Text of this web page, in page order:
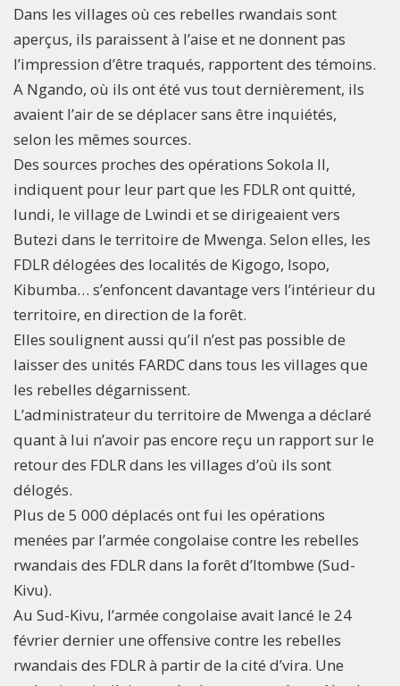
Dans les villages où ces rebelles rwandais sont
aperçus, ils paraissent à l’aise et ne donnent pas
l’impression d’être traqués, rapportent des témoins.
A Ngando, où ils ont été vus tout dernièrement, ils
avaient l’air de se déplacer sans être inquiétés,
selon les mêmes sources.
Des sources proches des opérations Sokola II,
indiquent pour leur part que les FDLR ont quitté,
lundi, le village de Lwindi et se dirigeaient vers
Butezi dans le territoire de Mwenga. Selon elles, les
FDLR délogées des localités de Kigogo, Isopo,
Kibumba… s’enfoncent davantage vers l’intérieur du
territoire, en direction de la forêt.
Elles soulignent aussi qu’il n’est pas possible de
laisser des unités FARDC dans tous les villages que
les rebelles dégarnissent.
L’administrateur du territoire de Mwenga a déclaré
quant à lui n’avoir pas encore reçu un rapport sur le
retour des FDLR dans les villages d’où ils sont
délogés.
Plus de 5 000 déplacés ont fui les opérations
menées par l’armée congolaise contre les rebelles
rwandais des FDLR dans la forêt d’Itombwe (Sud-
Kivu).
Au Sud-Kivu, l’armée congolaise avait lancé le 24
février dernier une offensive contre les rebelles
rwandais des FDLR à partir de la cité d’vira. Une